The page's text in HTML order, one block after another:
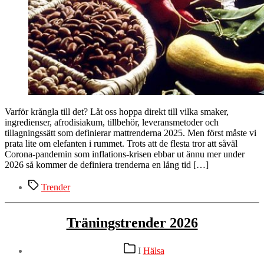
Varför krångla till det? Låt oss hoppa direkt till vilka smaker,
ingredienser, afrodisiakum, tillbehör, leveransmetoder och
tillagningssätt som definierar mattrenderna 2025. Men först måste vi
prata lite om elefanten i rummet. Trots att de flesta tror att såväl
Corona-pandemin som inflations-krisen ebbar ut ännu mer under
2026 så kommer de definiera trenderna en lång tid […]
Etiketter
Trender
Träningstrender 2026
Kategorier
I Hälsa